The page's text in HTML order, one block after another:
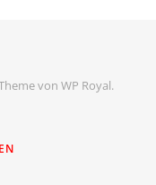
von WP Royal.